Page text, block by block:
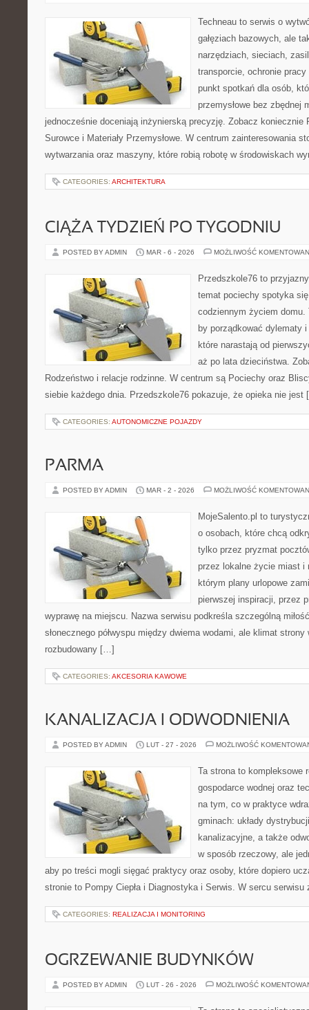
Techneau to serwis o
gałęziach bazowych, ale
narzędziach, sieciach,
transporcie, ochronie
punkt spotkań dla osób,
przemysłowe bez zbędnej
jednocześnie doceniają inżynierską precyzję. Zobacz koniecznie
Surowce i Materiały Przemysłowe. W centrum zainteresowania
wytwarzania oraz maszyny, które robią robotę w środowiskach
CATEGORIES: ARCHITEKTURA
CIĄŻA TYDZIEŃ PO TYGODNIU
POSTED BY ADMIN MAR - 6 - 2026 MOŻLIWOŚĆ
Przedszkole76 to
temat pociechy spotyka
codziennym życiem
by porządkować dylematy
które narastają od
aż po lata dzieciństwa.
Rodzeństwo i relacje rodzinne. W centrum są Pociechy oraz
siebie każdego dnia. Przedszkole76 pokazuje, że opieka nie
CATEGORIES: AUTONOMICZNE POJAZDY
PARMA
POSTED BY ADMIN MAR - 2 - 2026 MOŻLIWOŚĆ
MojeSalento.pl to
o osobach, które chcą
tylko przez pryzmat
przez lokalne życie miast i
którym plany urlopowe
pierwszej inspiracji, przez
wyprawę na miejscu. Nazwa serwisu podkreśla szczególną
słonecznego półwyspu między dwiema wodami, ale klimat
rozbudowany […]
CATEGORIES: AKCESORIA KAWOWE
KANALIZACJA I ODWODNIENIA
POSTED BY ADMIN LUT - 27 - 2026 MOŻLIWOŚĆ
Ta strona to kompleksowe
gospodarce wodnej oraz
na tym, co w praktyce
gminach: układy
kanalizacyjne, a także
w sposób rzeczowy, ale
aby po treści mogli sięgać praktycy oraz osoby, które dopiero
stronie to Pompy Ciepła i Diagnostyka i Serwis. W sercu
CATEGORIES: REALIZACJA I MONITORING
OGRZEWANIE BUDYNKÓW
POSTED BY ADMIN LUT - 26 - 2026 MOŻLIWOŚĆ